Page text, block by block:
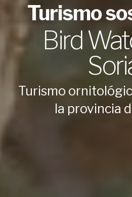
Turismo
Bird
Turismo
la provincia